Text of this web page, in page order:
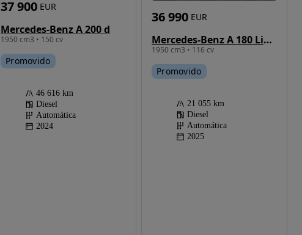
Mercedes-Benz A 200 d
1950 cm3 • 150 cv
37 900 EUR
Promovido
46 616 km
Diesel
Automática
2024
Mercedes-Benz A 180 Limousine d 8G-DCT AMG Line Advanced Plus
1950 cm3 • 116 cv
36 990 EUR
Promovido
21 055 km
Diesel
Automática
2025